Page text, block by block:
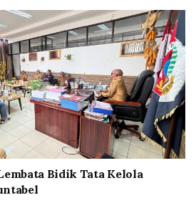
Bidik Tata Kelola